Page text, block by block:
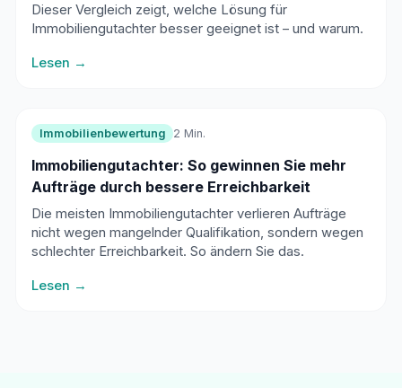
Dieser Vergleich zeigt, welche Lösung für
Immobiliengutachter besser geeignet ist – und warum.
Lesen →
Immobilienbewertung 2 Min.
Immobiliengutachter: So gewinnen Sie mehr
Aufträge durch bessere Erreichbarkeit
Die meisten Immobiliengutachter verlieren Aufträge
nicht wegen mangelnder Qualifikation, sondern wegen
schlechter Erreichbarkeit. So ändern Sie das.
Lesen →